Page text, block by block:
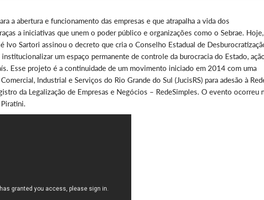
a abertura e funcionamento das empresas e que atrapalha a vida dos
a iniciativas que unem o poder público e organizações como o Sebrae. Hoje,
Ivo Sartori assinou o decreto que cria o Conselho Estadual de
um espaço permanente de controle da burocracia do Estado,
Esse projeto é a continuidade de um movimento iniciado em 2014 com uma
Industrial e Serviços do Rio Grande do Sul (JucisRS) para adesão à
da Legalização de Empresas e Negócios – RedeSimples. O evento ocorreu